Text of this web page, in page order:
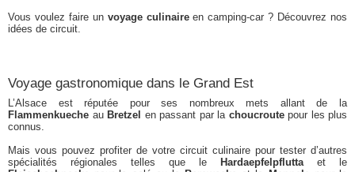
Vous voulez faire un voyage culinaireen camping-car ? Découvrez nos
idées de circuit.
Voyage gastronomique dans le Grand Est
L’Alsace est réputée pour ses nombreux mets allant de la
Flammenkueche au Bretzel en passant par la choucroute pour les plus
connus.
Mais vous pouvez profiter de votre circuit culinaire pour tester d’autres
spécialités régionales telles que le
Hardaepfelpfluttaet le